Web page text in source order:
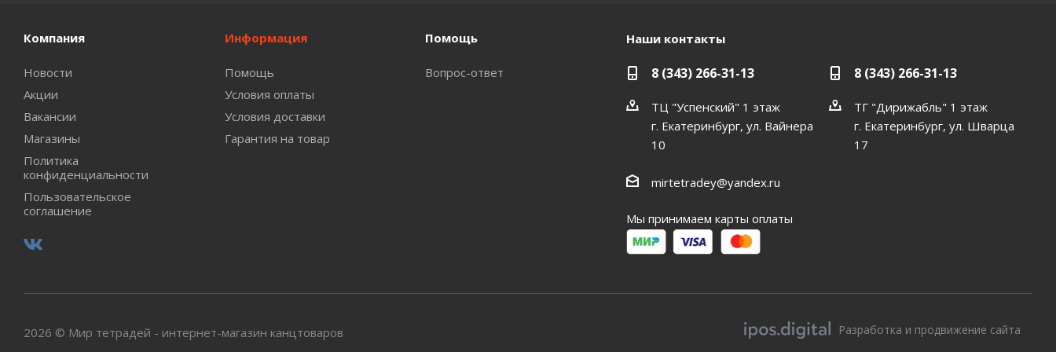
Компания
Новости
Акции
Вакансии
Магазины
Политика
конфиденциальности
Пользовательское
соглашение
Информация
Помощь
Условия оплаты
Условия доставки
Гарантия на товар
Помощь
Вопрос-ответ
Наши контакты
8 (343) 266-31-13
ТЦ "Успенский" 1 этаж
г. Екатеринбург, ул. Вайнера
10
8 (343) 266-31-13
ТГ "Дирижабль" 1 этаж
г. Екатеринбург, ул. Шварца
17
mirtetradey@yandex.ru
Мы принимаем карты оплаты
2026 © Мир тетрадей - интернет-магазин канцтоваров Разработка и продвижение сайта